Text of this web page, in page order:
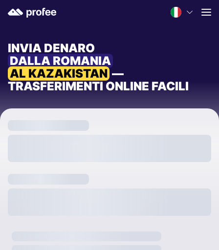
INVIA DENARO
DALLA ROMANIA
AL KAZAKISTAN —
TRASFERIMENTI ONLINE FACILI